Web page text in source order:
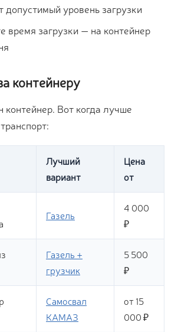
допустимый уровень загрузки
время загрузки — на контейнер
контейнеру
контейнер. Вот когда лучше
Лучший
вариант
Цена
от
Газель
4 000
₽
Газель +
грузчик
5 500
₽
Самосвал
КАМАЗ
от 15
000 ₽